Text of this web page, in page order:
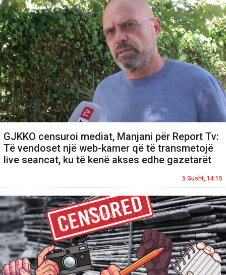
GJKKO censuroi mediat, Manjani për Report Tv:
Të vendoset një web-kamer që të transmetojë
live seancat, ku të kenë akses edhe gazetarët
5 Gusht, 14:15